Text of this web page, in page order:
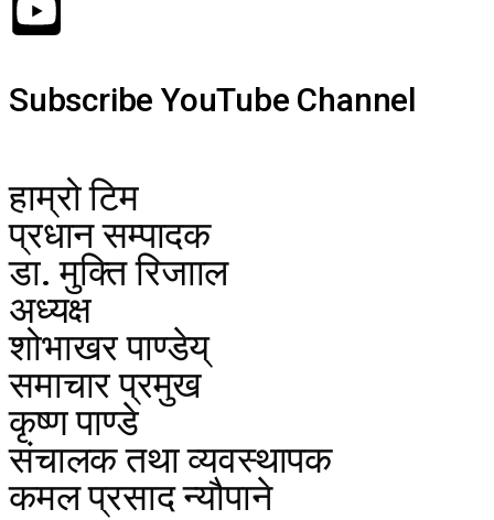
Subscribe YouTube Channel
हाम्रो टिम
प्रधान सम्पादक
डा. मुक्ति रिजााल
अध्यक्ष
शोभाखर पाण्डेय्
समाचार प्रमुख
कृष्ण पाण्डे
संचालक तथा व्यवस्थापक
कमल प्रसाद न्यौपाने